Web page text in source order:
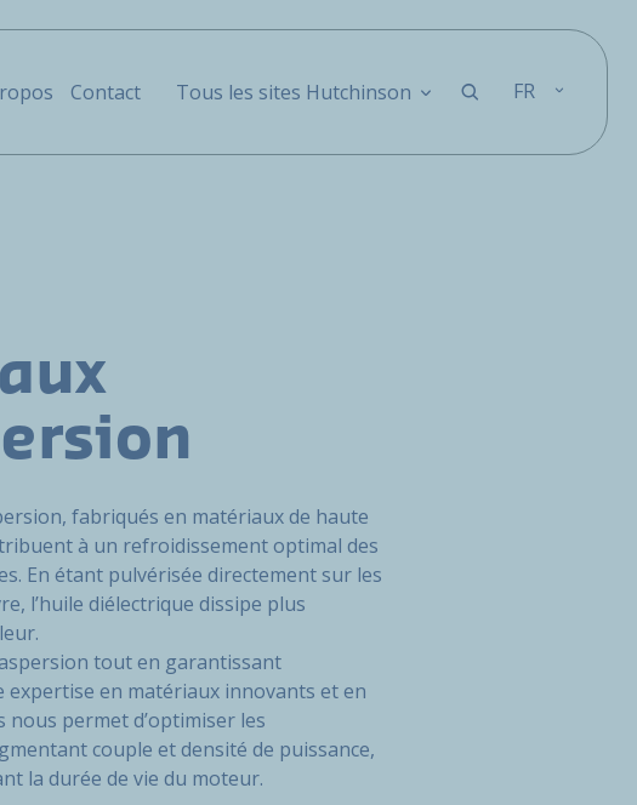
Contact Tous les sites Hutchinson FR
fabriqués en matériaux de haute
à un refroidissement optimal des
En étant pulvérisée directement sur les
l’huile diélectrique dissipe plus
tout en garantissant
expertise en matériaux innovants et en
nous permet d’optimiser les
couple et densité de puissance,
la durée de vie du moteur.